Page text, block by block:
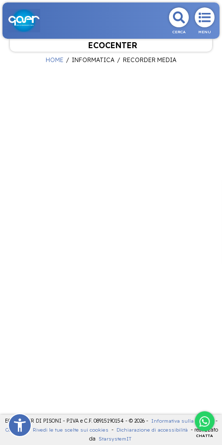
CERCA MENU
ECOCENTER
CHATTA
HOME INFORMATICA RECORDER MEDIA
ECOCENTER DI PISONI - P.IVA e C.F. 08915190154 - © 2026 - Informativa sulla privacy
-
Cookies
- Rivedi le tue scelte sui cookies - Dichiarazione di accessibilità - realizzato
da
StarsystemIT